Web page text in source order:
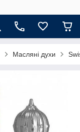
Масляні духи